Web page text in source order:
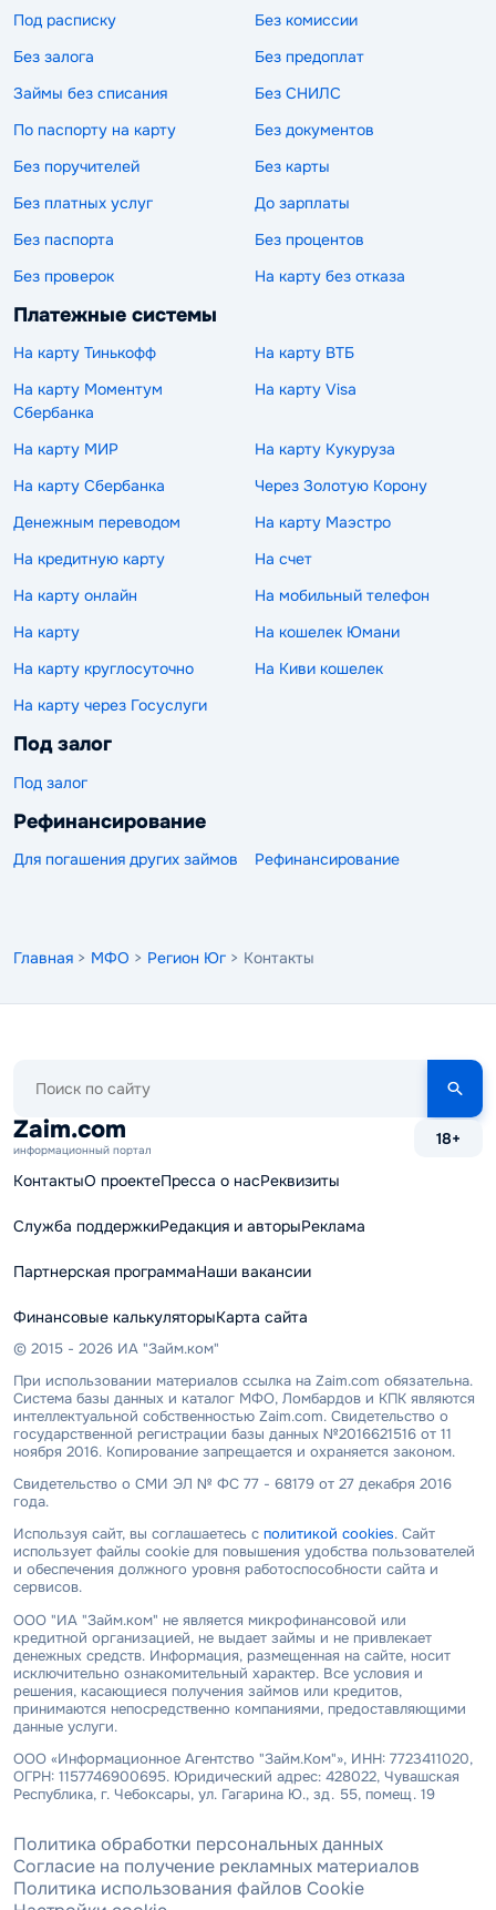
Под расписку
Без комиссии
Без залога
Без предоплат
Займы без списания
Без СНИЛС
По паспорту на карту
Без документов
Без поручителей
Без карты
Без платных услуг
До зарплаты
Без паспорта
Без процентов
Без проверок
На карту без отказа
Платежные системы
На карту Тинькофф
На карту ВТБ
На карту Моментум
Сбербанка
На карту Visa
На карту МИР
На карту Кукуруза
На карту Сбербанка
Через Золотую Корону
Денежным переводом
На карту Маэстро
На кредитную карту
На счет
На карту онлайн
На мобильный телефон
На карту
На кошелек Юмани
На карту круглосуточно
На Киви кошелек
На карту через Госуслуги
Под залог
Под залог
Рефинансирование
Для погашения других займов Рефинансирование
Главная > МФО > Регион Юг > Контакты
сайту
Zaim.com
информационный портал
18+
КонтактыО проектеПресса о насРеквизиты
Служба поддержкиРедакция и авторыРеклама
Партнерская программаНаши вакансии
Финансовые калькуляторыКарта сайта
© 2015 - 2026 ИА "Займ.ком"
При использовании материалов ссылка на Zaim.com обязательна.
Система базы данных и каталог МФО, Ломбардов и КПК являются
интеллектуальной собственностью Zaim.com. Свидетельство о
государственной регистрации базы данных №2016621516 от 11
ноября 2016. Копирование запрещается и охраняется законом.
Свидетельство о СМИ ЭЛ № ФС 77 - 68179 от 27 декабря 2016
года.
Используя сайт, вы соглашаетесь с политикой cookies. Сайт
использует файлы cookie для повышения удобства пользователей
и обеспечения должного уровня работоспособности сайта и
сервисов.
ООО "ИА "Займ.ком" не является микрофинансовой или
кредитной организацией, не выдает займы и не привлекает
денежных средств. Информация, размещенная на сайте, носит
исключительно ознакомительный характер. Все условия и
решения, касающиеся получения займов или кредитов,
принимаются непосредственно компаниями, предоставляющими
данные услуги.
ООО «Информационное Агентство "Займ.Ком"», ИНН: 7723411020,
ОГРН: 1157746900695. Юридический адрес: 428022, Чувашская
Республика, г. Чебоксары, ул. Гагарина Ю., зд. 55, помещ. 19
Политика обработки персональных данных
Согласие на получение рекламных материалов
Политика использования файлов Cookie